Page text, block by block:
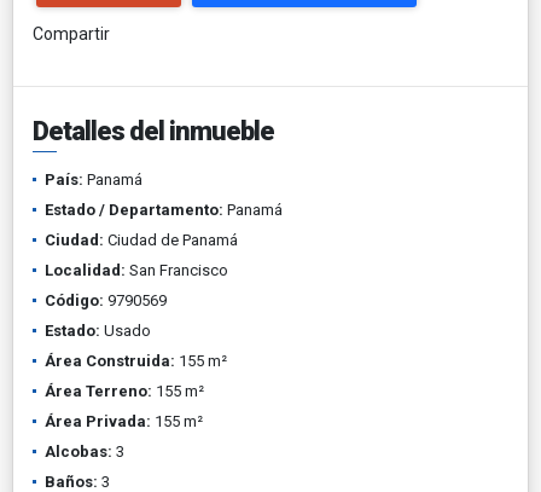
Compartir
Detalles del inmueble
País: Panamá
Estado / Departamento: Panamá
Ciudad: Ciudad de Panamá
Localidad: San Francisco
Código: 9790569
Estado: Usado
Área Construida: 155 m²
Área Terreno: 155 m²
Área Privada: 155 m²
Alcobas: 3
Baños: 3